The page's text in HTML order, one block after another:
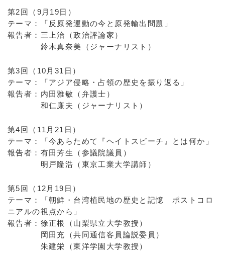
第2回（9月19日）
テーマ：「反原発運動の今と原発輸出問題」
報告者：三上治（政治評論家）
鈴木真奈美（ジャーナリスト）
第3回（10月31日）
テーマ：「アジア侵略・占領の歴史を振り返る」
報告者：内田雅敏（弁護士）
和仁廉夫（ジャーナリスト）
第4回（11月21日）
テーマ：「今あらためて『ヘイトスピーチ』とは何か」
報告者：有田芳生（参議院議員）
明戸隆浩（東京工業大学講師）
第5回（12月19日）
テーマ：「朝鮮・台湾植民地の歴史と記憶 ポストコロ
ニアルの視点から」
報告者：徐正根（山梨県立大学教授）
岡田充（共同通信客員論説委員）
朱建栄（東洋学園大学教授）